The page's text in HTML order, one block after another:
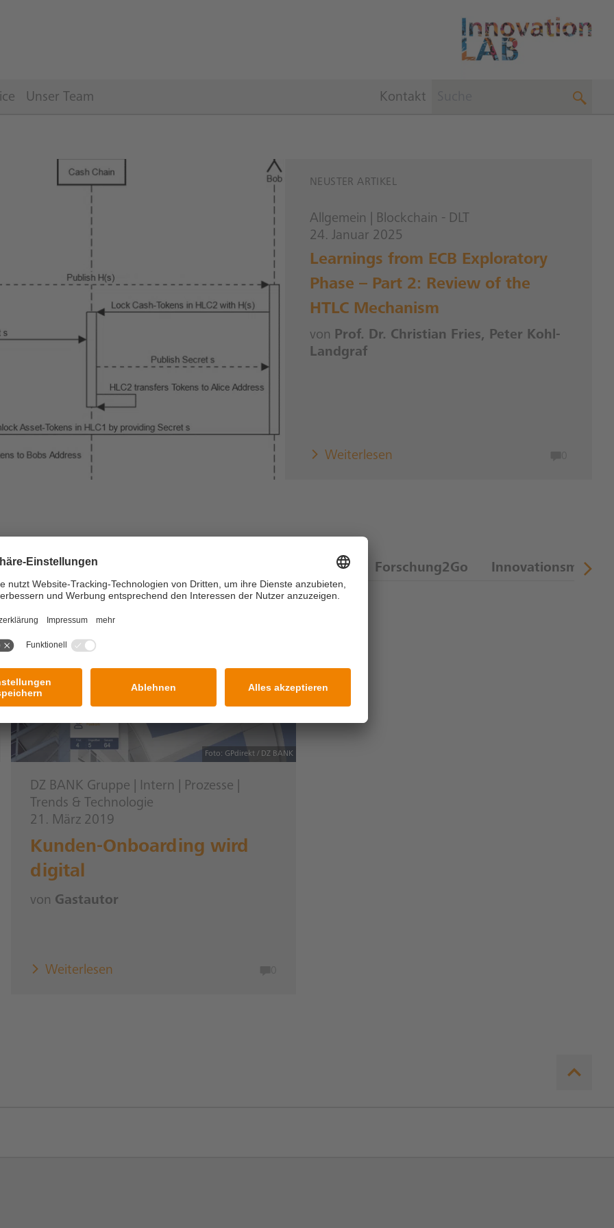
Unser Team Kontakt
NEUSTER ARTIKEL
Allgemein
Blockchain - DLT
24. Januar 2025
Learnings from ECB Exploratory
Phase – Part 2: Review of the
HTLC Mechanism
von Prof. Dr. Christian Fries, Peter Kohl-
Landgraf
Weiterlesen
- DLT DZ BANK Gruppe Fintech Forschung2Go
Foto: GPdirekt / DZ BANK
DZ BANK Gruppe Intern Prozesse
Trends & Technologie
21. März 2019
Kunden-Onboarding wird
digital
von Gastautor
Weiterlesen